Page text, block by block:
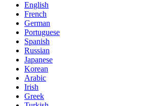
English
French
German
Portuguese
Spanish
Russian
Japanese
Korean
Arabic
Irish
Greek